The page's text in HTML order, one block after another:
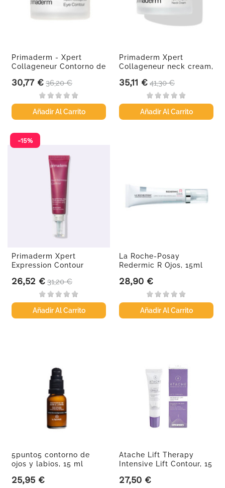
Primaderm - Xpert
Collageneur Contorno de
Precio
30,77 € Precio base
36,20 €
Añadir Al Carrito
Primaderm Xpert
Collageneur neck cream,
Precio
35,11 € Precio base
41,30 €
Añadir Al Carrito
Primaderm Xpert
Expression Contour
Precio
26,52 € Precio base
31,20 €
Añadir Al Carrito
-15%
La Roche-Posay
Redermic R Ojos, 15ml
Precio
28,90 €
Añadir Al Carrito
5punto5 contorno de
ojos y labios, 15 ml
Precio
25,95 €
Atache Lift Therapy
Intensive Lift Contour, 15
Precio
27,50 €